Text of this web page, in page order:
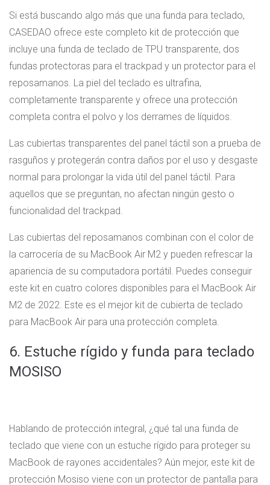
Si está buscando algo más que una funda para teclado,
CASEDAO ofrece este completo kit de protección que
incluye una funda de teclado de TPU transparente, dos
fundas protectoras para el trackpad y un protector para el
reposamanos. La piel del teclado es ultrafina,
completamente transparente y ofrece una protección
completa contra el polvo y los derrames de líquidos.
Las cubiertas transparentes del panel táctil son a prueba de
rasguños y protegerán contra daños por el uso y desgaste
normal para prolongar la vida útil del panel táctil. Para
aquellos que se preguntan, no afectan ningún gesto o
funcionalidad del trackpad.
Las cubiertas del reposamanos combinan con el color de
la carrocería de su MacBook Air M2 y pueden refrescar la
apariencia de su computadora portátil. Puedes conseguir
este kit en cuatro colores disponibles para el MacBook Air
M2 de 2022. Este es el mejor kit de cubierta de teclado
para MacBook Air para una protección completa.
6. Estuche rígido y funda para teclado
MOSISO
Hablando de protección integral, ¿qué tal una funda de
teclado que viene con un estuche rígido para proteger su
MacBook de rayones accidentales? Aún mejor, este kit de
protección Mosiso viene con un protector de pantalla para